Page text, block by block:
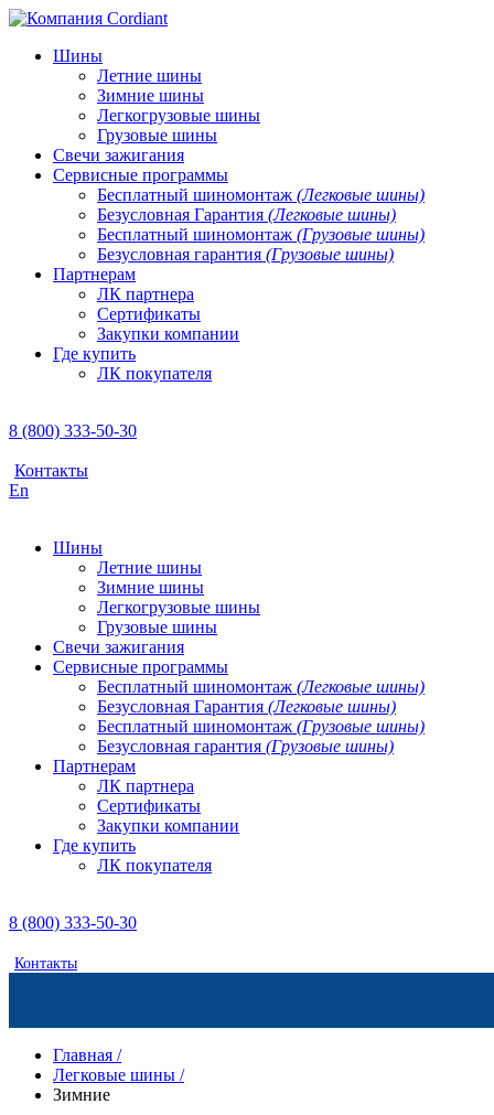
Шины
Летние шины
Зимние шины
Легкогрузовые шины
Грузовые шины
Свечи зажигания
Сервисные программы
Бесплатный шиномонтаж (Легковые шины)
Безусловная Гарантия (Легковые шины)
Бесплатный шиномонтаж (Грузовые шины)
Безусловная гарантия (Грузовые шины)
Партнерам
ЛК партнера
Сертификаты
Закупки компании
Где купить
ЛК покупателя
8 (800) 333-50-30
Контакты
En
Шины
Летние шины
Зимние шины
Легкогрузовые шины
Грузовые шины
Свечи зажигания
Сервисные программы
Бесплатный шиномонтаж (Легковые шины)
Безусловная Гарантия (Легковые шины)
Бесплатный шиномонтаж (Грузовые шины)
Безусловная гарантия (Грузовые шины)
Партнерам
ЛК партнера
Сертификаты
Закупки компании
Где купить
ЛК покупателя
8 (800) 333-50-30
Контакты
Главная /
Легковые шины /
Зимние